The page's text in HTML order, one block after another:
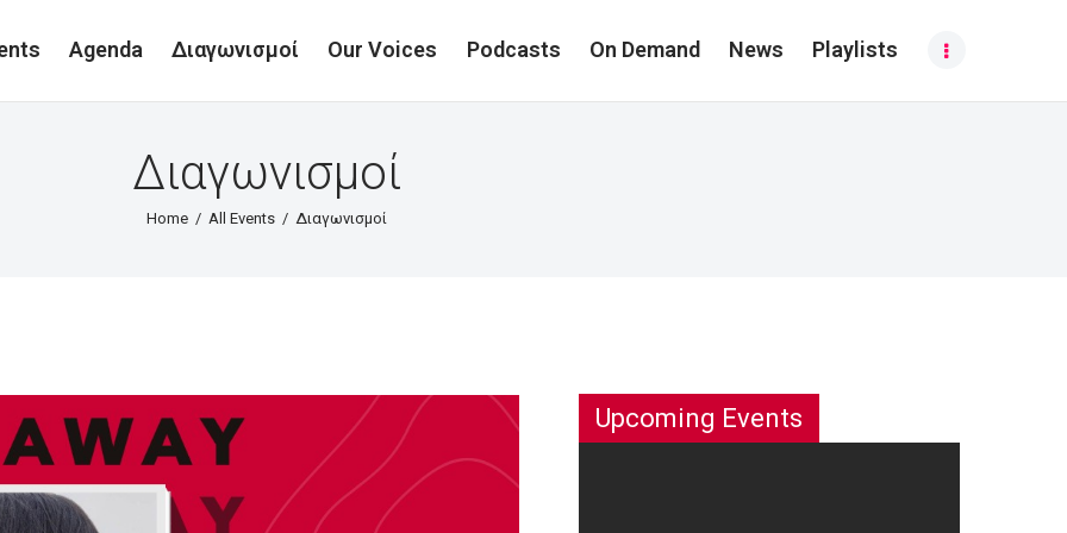
Agenda Διαγωνισμοί Our Voices Podcasts On Demand News Playlists
Διαγωνισμοί
Home All Events Διαγωνισμοί
Upcoming Events